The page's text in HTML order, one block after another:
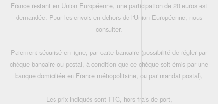
France restant en Union Européenne, une participation de 20 euros est
demandée. Pour les envois en dehors de l'Union Européenne, nous
consulter.
Paiement sécurisé en ligne, par carte bancaire (possibilité de régler par
chèque bancaire ou postal, à condition que ce chèque soit émis par une
banque domiciliée en France métropolitaine, ou par mandat postal),
Les prix indiqués sont TTC, hors frais de port,